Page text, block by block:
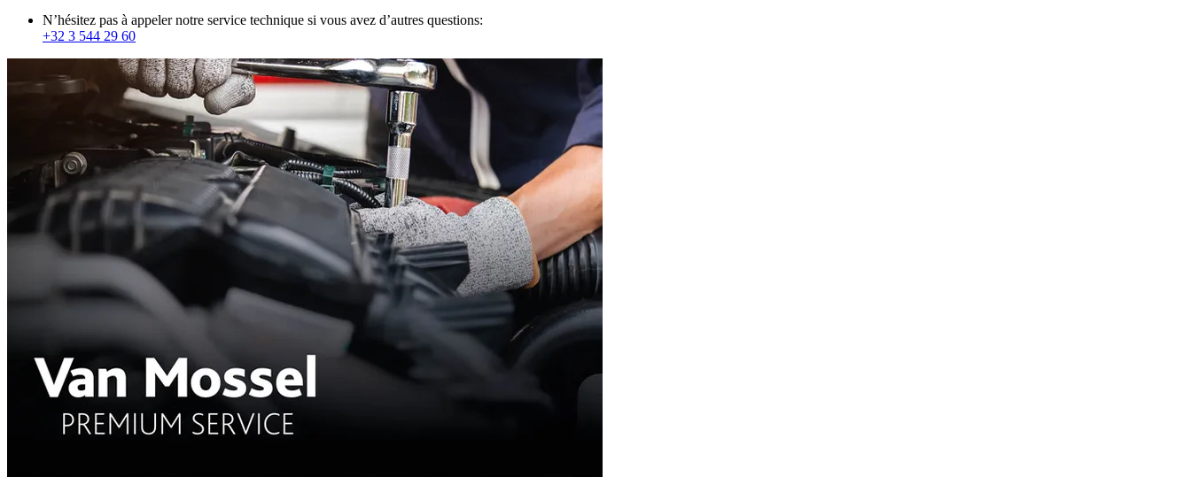
N’hésitez pas à appeler notre service technique si vous avez d’autres questions:
+32 3 544 29 60